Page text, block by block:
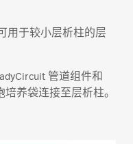
用于较小层析柱的层
管道组件和
培养袋连接至层析柱。